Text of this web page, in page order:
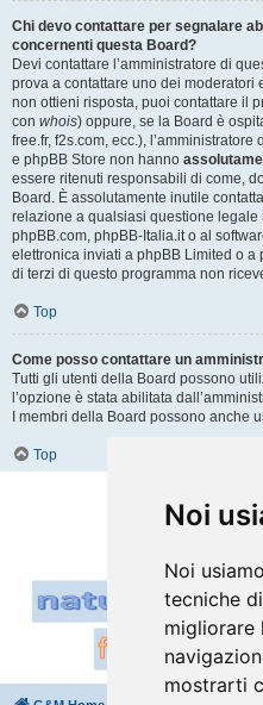
Noi
Noi
tecniche
migliorare
mostrarti
Chi devo contattare per segnalare
concernenti questa Board?
Devi contattare l’amministratore di
prova a contattare uno dei
non ottieni risposta, puoi contattare il
con whois) oppure, se la Board è
free.fr, f2s.com, ecc.),
e phpBB Store non hanno
essere ritenuti responsabili di come,
Board. È assolutamente inutile
relazione a qualsiasi questione legale
phpBB.com, phpBB-Italia.it o al
elettronica inviati a phpBB Limited o a
di terzi di questo programma non
Top
Come posso contattare un
Tutti gli utenti della Board possono
l’opzione è stata abilitata
I membri della Board possono anche
Top